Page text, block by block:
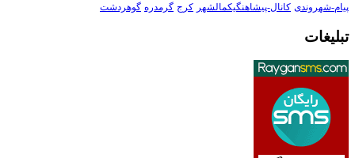
پیام-شهروندی کانال-پیشاهنگیکمالشهر کرج گرمدره گوهردشت
تبلیغات